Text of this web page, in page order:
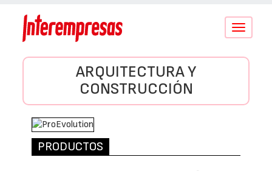
Conmutar
ARQUITECTURA Y
CONSTRUCCIÓN
PRODUCTOS